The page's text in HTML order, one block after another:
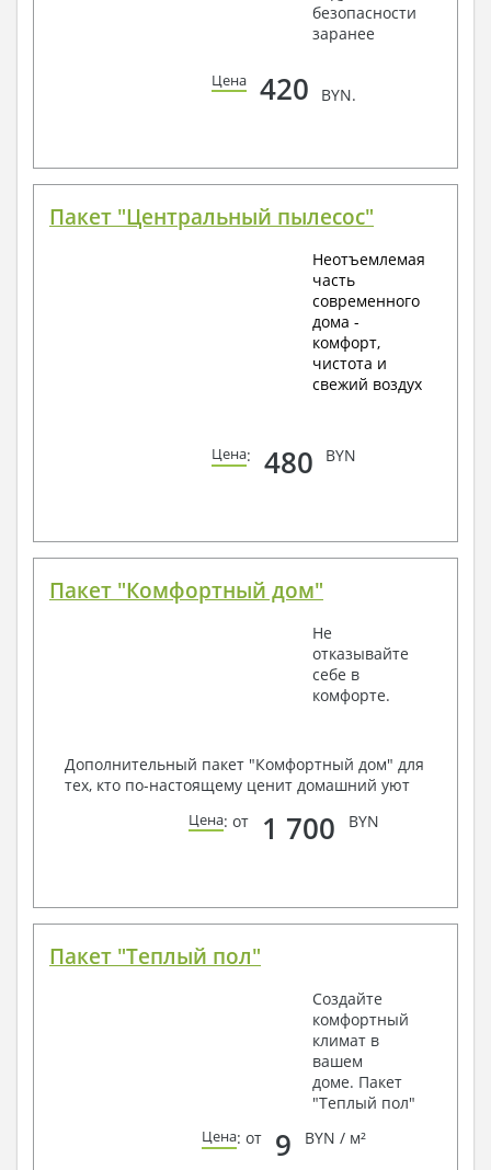
безопасности
заранее
Цена 420 BYN.
Пакет "Центральный пылесос"
Неотъемлемая
часть
современного
дома -
комфорт,
чистота и
свежий воздух
Цена: 480 BYN
Пакет "Комфортный дом"
Не
отказывайте
себе в
комфорте.
Дополнительный пакет "Комфортный дом" для
тех, кто по-настоящему ценит домашний уют
Цена: от 1 700 BYN
Пакет "Теплый пол"
Создайте
комфортный
климат в
вашем
доме. Пакет
"Теплый пол"
Цена: от 9 BYN / м²